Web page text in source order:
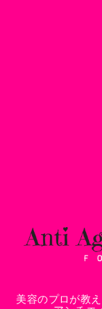
美容のプロが教